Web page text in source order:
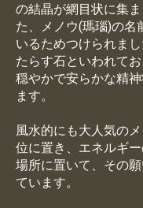
の結晶が網目状に集
た、メノウ(瑪瑙)の名
いるためつけられま
たらす石といわれて
穏やかで安らかな精
ます。
風水的にも大人気の
位に置き、エネルギ
場所に置いて、その
ています。